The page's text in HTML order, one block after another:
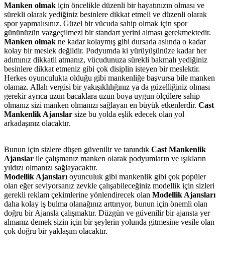
Manken olmak için öncelikle düzenli bir hayatınızın olması ve
sürekli olarak yediğiniz besinlere dikkat etmeli ve düzenli olarak
spor yapmalısınız. Güzel bir vücuda sahip olmak için spor
gününüzün vazgeçilmezi bir standart yerini alması gerekmektedir.
Manken olmak ne kadar kolaymış gibi dursada aslında o kadar
kolay bir meslek değildir. Podyumda ki yürüyüşünüze kadar her
adımınız dikkatli atmanız, vücudunuza sürekli bakmalı yediğiniz
besinlere dikkat etmeniz gibi çok disiplin isteyen bir meslektir.
Herkes oyunculukta olduğu gibi mankenliğe başvursa bile manken
olamaz. Allah vergisi bir yakışıklılığınız ya da güzelliğiniz olması
gerekir ayrıca uzun bacaklara uzun boya uygun ölçülere sahip
olmanız sizi manken olmanızı sağlayan en büyük etkenlerdir. Cast
Mankenlik Ajanslar size bu yolda eşlik edecek olan yol
arkadaşınız olacaktır.
Bunun için sizlere düşen güvenilir ve tanındık Cast Mankenlik
Ajanslar ile çalışmanız manken olarak podyumların ve ışıkların
yıldızı olmanızı sağlayacaktır.
Modellik Ajansları oyunculuk gibi mankenlik gibi çok popüler
olan eğer seviyorsanız zevkle çalışabileceğiniz modellik için sizleri
gerekli reklam çekimlerine yönlendirecek olan Modellik Ajansları
daha kolay iş bulma olanağınız arttırıyor, bunun için önemli olan
doğru bir Ajansla çalışmaktır. Düzgün ve güvenilir bir ajansta yer
almanız demek sizin için bir şeylerin yolunda gitmesine vesile olan
çok doğru bir yaklaşım olacaktır.